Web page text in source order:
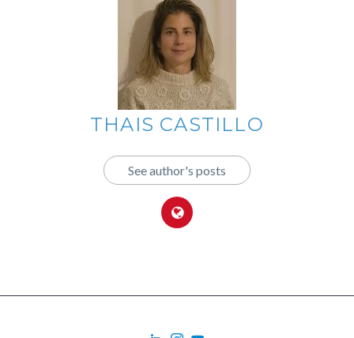
THAIS CASTILLO
See author's posts